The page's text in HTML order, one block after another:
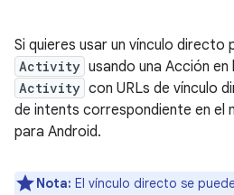
Si quieres usar un vínculo directo
Activity usando una Acción
Activity con URLs de vínculo
de intents correspondiente en el
para Android.
Nota: El vínculo directo se